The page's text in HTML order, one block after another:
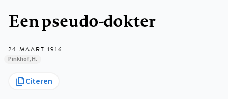
Een pseudo-dokter
24 MAART 1916
Pinkhof, H.
Citeren